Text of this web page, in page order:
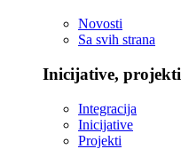
Novosti
Sa svih strana
Inicijative, projekti
Integracija
Inicijative
Projekti